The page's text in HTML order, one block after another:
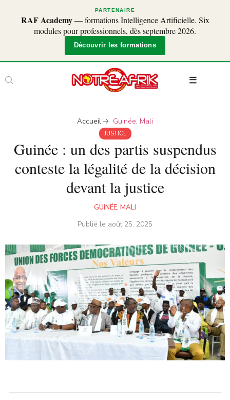
PARTENAIRE
RAF Academy— formations Intelligence Artificielle. Six
modules pour professionnels, dès septembre 2026.
Découvrir les formations
Accueil Guinée, Mali
JUSTICE
Guinée : un des partis suspendus
conteste la légalité de la décision
devant la justice
GUINÉE, MALI
Publié le août 25, 2025